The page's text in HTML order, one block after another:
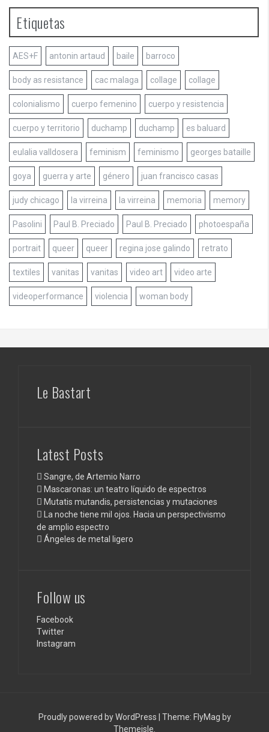
Etiquetas
AES+F antonin artaud baile barroco
body as resistance cac malaga collage collage
colonialismo cuerpo femenino cuerpo y resistencia
cuerpo y territorio duchamp duchamp es baluard
eulalia valldosera feminism feminismo georges bataille
goya guerra y arte género juan francisco casas
judy chicago la virreina la virreina memoria memory
Pasolini Paul B. Preciado Paul B. Preciado photoespaña
portrait queer queer regina jose galindo retrato
textiles vanitas vanitas video art video arte
videoperformance violencia woman body
Le Bastart
Latest Posts
Sangre, de Artemio Narro
Mascaronas: un teatro líquido de espectros
Mutatis mutandis, persistencias y mutaciones
La noche tiene mil ojos. Hacia un perspectivismo
de amplio espectro
Ángeles de metal ligero
Follow us
Facebook
Twitter
Instagram
Proudly powered by WordPress Theme: FlyMag by
Themeisle.